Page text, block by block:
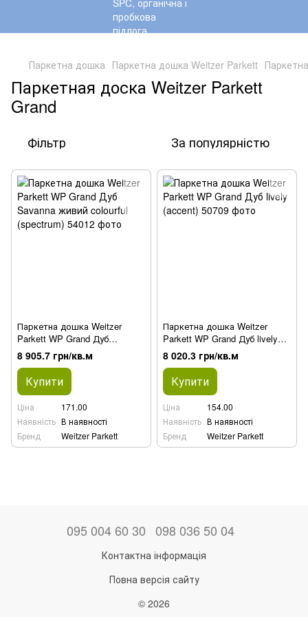
Паркетна дошка Паркетна дошка Weitzer Parkett
Паркетная доска Weitzer Parkett
Grand
Фільтр За популярністю
Паркетна дошка Weitzer
Parkett WP Grand Дуб
Savanna живий colourful
(spectrum)
8 905.7 грн/кв.м
Купити
Ціна
171.00
Наявність В наявності
Бренд
Weitzer Parkett
Паркетна дошка Weitzer
Parkett WP Grand Дуб lively
(accent)
8 020.3 грн/кв.м
Купити
Ціна
154.00
Наявність В наявності
Бренд
Weitzer Parkett
095 004 60 30 098 036 50 04
Контактна інформація
Повна версія сайту
© 2026